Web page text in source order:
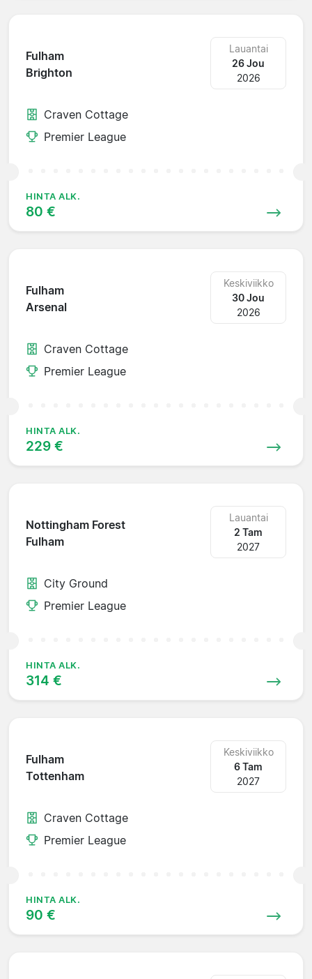
Fulham
Brighton
Lauantai
26 Jou
2026
Craven Cottage
Premier League
HINTA ALK.
80 €
Fulham
Arsenal
Keskiviikko
30 Jou
2026
Craven Cottage
Premier League
HINTA ALK.
229 €
Nottingham Forest
Fulham
Lauantai
2 Tam
2027
City Ground
Premier League
HINTA ALK.
314 €
Fulham
Tottenham
Keskiviikko
6 Tam
2027
Craven Cottage
Premier League
HINTA ALK.
90 €